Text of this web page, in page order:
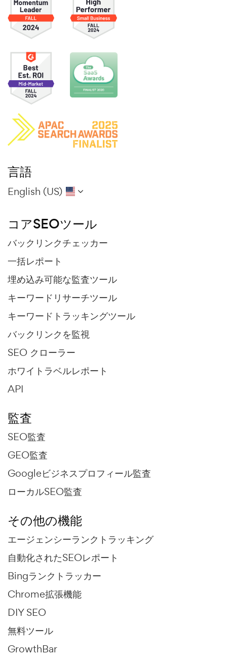
言語
English (US)
コアSEOツール
バックリンクチェッカー
一括レポート
埋め込み可能な監査ツール
キーワードリサーチツール
キーワードトラッキングツール
バックリンクを監視
SEO クローラー
ホワイトラベルレポート
API
監査
SEO監査
GEO監査
Googleビジネスプロフィール監査
ローカルSEO監査
その他の機能
エージェンシーランクトラッキング
自動化されたSEOレポート
Bingランクトラッカー
Chrome拡張機能
DIY SEO
無料ツール
GrowthBar